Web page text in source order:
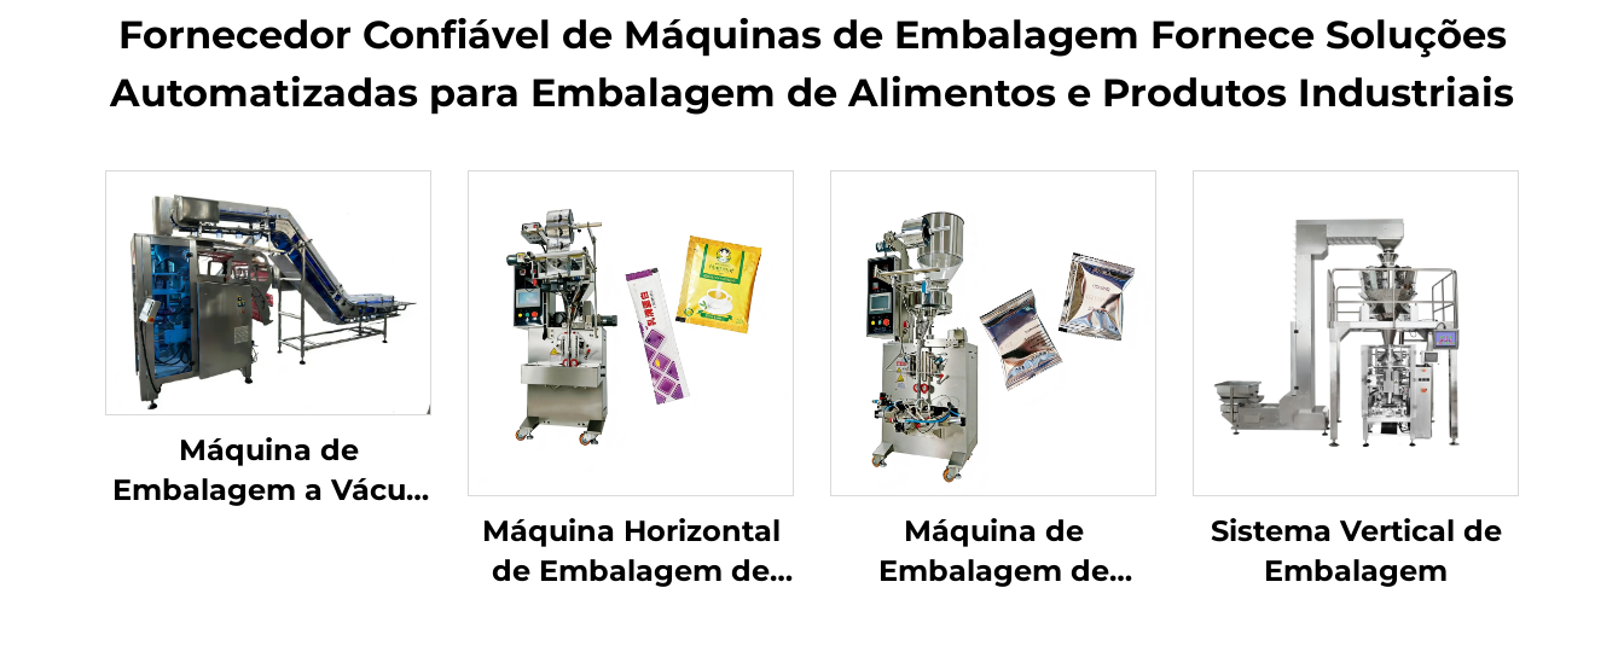
Fornecedor Confiável de Máquinas de Embalagem Fornece Soluções
Automatizadas para Embalagem de Alimentos e Produtos Industriais
Máquina de
Embalagem a Vácuo
Máquina Horizontal
de Embalagem de
Máquina de
Embalagem de
Sistema Vertical de
Embalagem